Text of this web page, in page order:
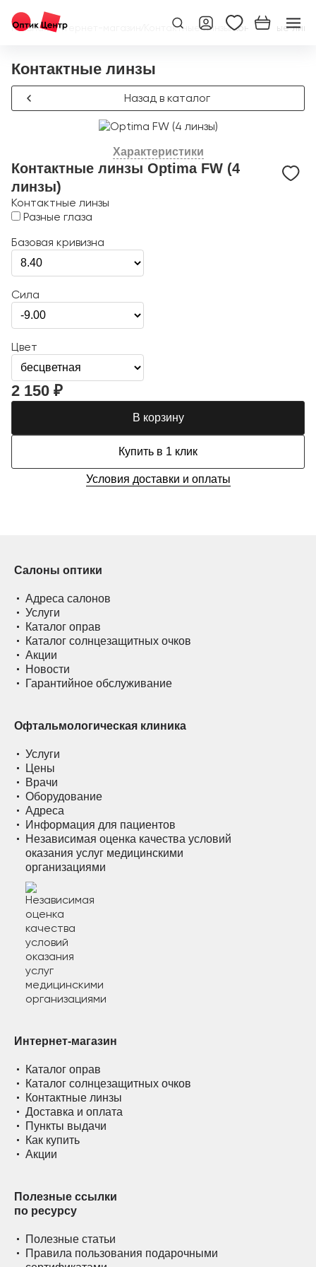
Главная/Интернет-магазин Контактные линзы/Контактные
Контактные линзы
Характеристики
Назад в каталог
Контактные линзы Optima FW (4
линзы)
Контактные линзы
Разные глаза
Базовая кривизна
Сила
Цвет
2 150 ₽
В корзину
Купить в 1 клик
Условия доставки и оплаты
Салоны оптики
Адреса салонов
Услуги
Каталог оправ
Каталог солнцезащитных очков
Акции
Новости
Гарантийное обслуживание
Офтальмологическая клиника
Услуги
Цены
Врачи
Оборудование
Адреса
Информация для пациентов
Независимая оценка качества условий
оказания услуг медицинскими
организациями
Интернет-магазин
Каталог оправ
Каталог солнцезащитных очков
Контактные линзы
Доставка и оплата
Пункты выдачи
Как купить
Акции
Полезные ссылки
по ресурсу
Полезные статьи
Правила пользования подарочными